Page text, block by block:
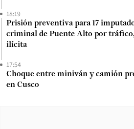
18:19
Prisión preventiva para 17
criminal de Puente Alto por
ilícita
17:54
Choque entre miniván y camión
en Cusco